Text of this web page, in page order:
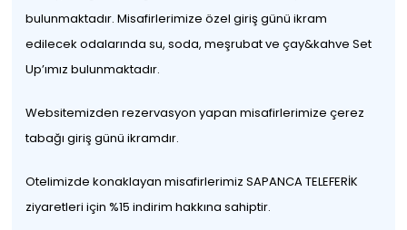
bulunmaktadır. Misafirlerimize özel giriş günü ikram
edilecek odalarında su, soda, meşrubat ve çay&kahve Set
Up’ımız bulunmaktadır.
Websitemizden rezervasyon yapan misafirlerimize çerez
tabağı giriş günü ikramdır.
Otelimizde konaklayan misafirlerimiz SAPANCA TELEFERİK
ziyaretleri için %15 indirim hakkına sahiptir.